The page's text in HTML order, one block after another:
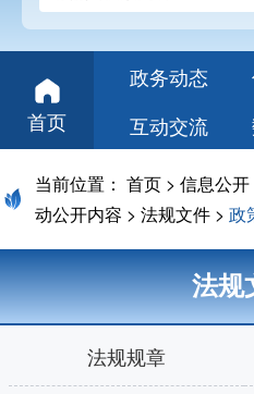
首页
政务动态
互动交流
当前位置： 首页 > 信息公开
动公开内容 > 法规文件 > 政
法规
法规规章